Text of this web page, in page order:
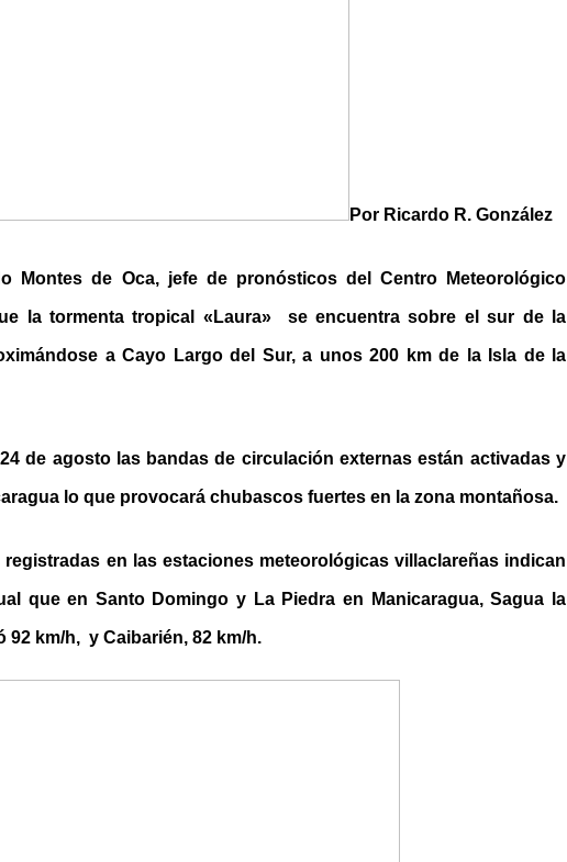
Por Ricardo R. González
Montes de Oca, jefe de pronósticos del Centro Meteorológico
la tormenta tropical «Laura» se encuentra sobre el sur de la
a Cayo Largo del Sur, a unos 200 km de la Isla de la
de agosto las bandas de circulación externas están activadas y
lo que provocará chubascos fuertes en la zona montañosa.
en las estaciones meteorológicas villaclareñas indican
que en Santo Domingo y La Piedra en Manicaragua, Sagua la
92 km/h, y Caibarién, 82 km/h.